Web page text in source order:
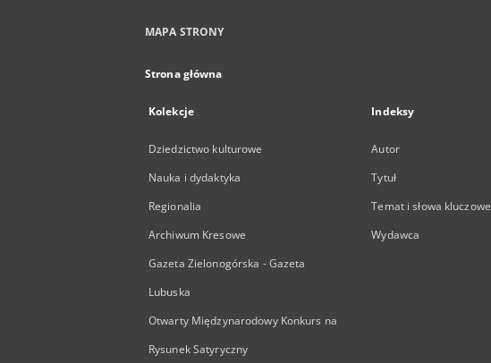
MAPA STRONY
Strona główna
Kolekcje
Dziedzictwo kulturowe
Nauka i dydaktyka
Regionalia
Archiwum Kresowe
Gazeta Zielonogórska - Gazeta
Lubuska
Otwarty Międzynarodowy Konkurs na
Rysunek Satyryczny
Indeksy
Autor
Tytuł
Temat i słowa kluczowe
Wydawca